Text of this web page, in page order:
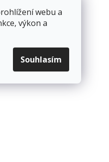
webu a
výkon a
Souhlasím
DO OBCHODU